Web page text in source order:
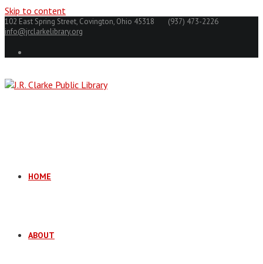
Skip to content
102 East Spring Street, Covington, Ohio 45318
(937) 473-2226
info@jrclarkelibrary.org
HOME
ABOUT